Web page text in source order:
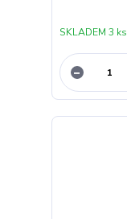
SKLADEM 3 ks